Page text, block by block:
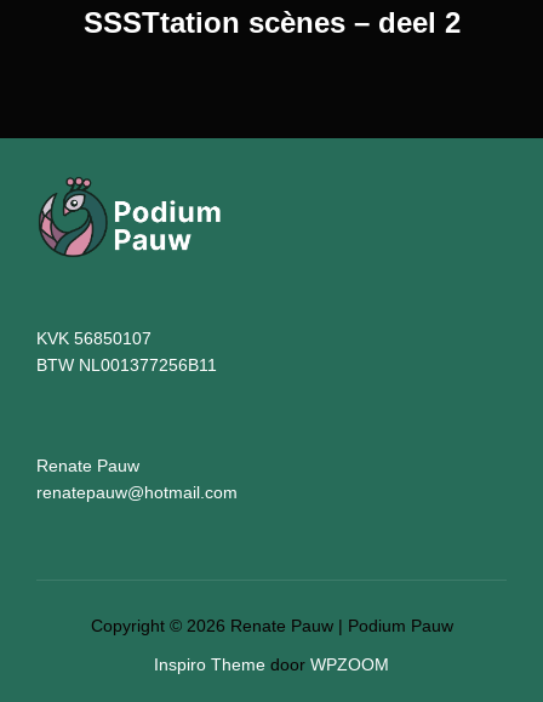
SSSTtation scènes – deel 2
KVK 56850107
BTW NL001377256B11
Renate Pauw
renatepauw@hotmail.com
Copyright © 2026 Renate Pauw | Podium Pauw
Inspiro Theme door WPZOOM